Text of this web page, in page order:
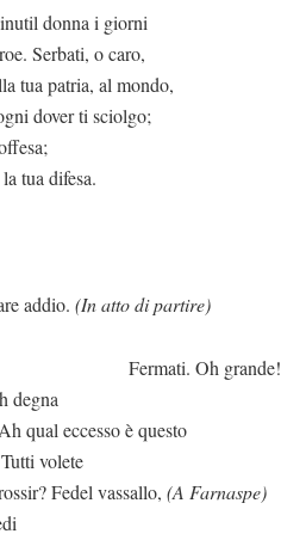
donna i giorni
Serbati, o caro,
tua patria, al mondo,
dover ti sciolgo;
tua difesa.
(In atto di partire)
Oh grande!
degna
qual eccesso è questo
volete
Fedel vassallo, (A Farnaspe)